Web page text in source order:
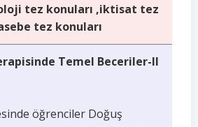
tez konuları ,iktisat tez
tez konuları
Temel Beceriler-II
öğrenciler Doğuş